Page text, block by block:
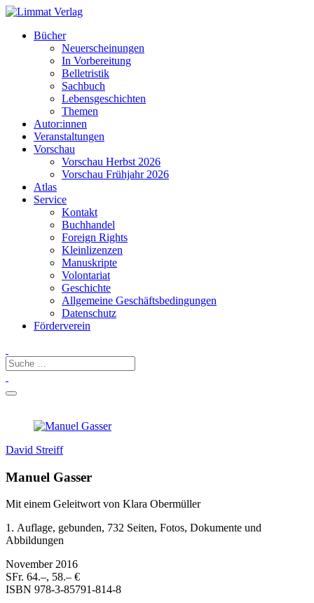
Bücher
Neuerscheinungen
In Vorbereitung
Belletristik
Sachbuch
Lebensgeschichten
Themen
Autor:innen
Veranstaltungen
Vorschau
Vorschau Herbst 2026
Vorschau Frühjahr 2026
Atlas
Service
Kontakt
Buchhandel
Foreign Rights
Kleinlizenzen
Manuskripte
Volontariat
Geschichte
Allgemeine Geschäftsbedingungen
Datenschutz
Förderverein
David Streiff
Manuel Gasser
Mit einem Geleitwort von Klara Obermüller
1. Auflage, gebunden, 732 Seiten, Fotos, Dokumente und
Abbildungen
November 2016
SFr. 64.–, 58.– €
ISBN 978-3-85791-814-8